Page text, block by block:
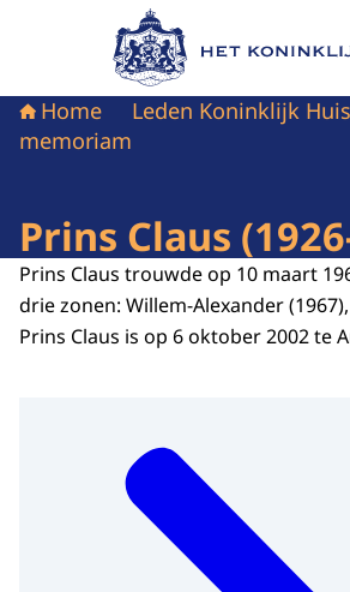
Naar de homepage van
Home Leden Koninklijk Huis
memoriam
Prins Claus
Prins Claus trouwde op 10 maart
drie zonen: Willem-Alexander
Prins Claus is op 6 oktober 2002 te